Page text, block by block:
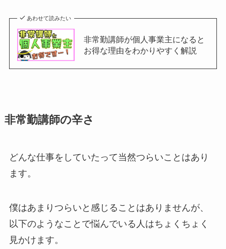
あわせて読みたい
非常勤講師が個人事業主になると
お得な理由をわかりやすく解説
非常勤講師の辛さ
どんな仕事をしていたって当然つらいことはあり
ます。
僕はあまりつらいと感じることはありませんが、
以下のようなことで悩んでいる人はちょくちょく
見かけます。